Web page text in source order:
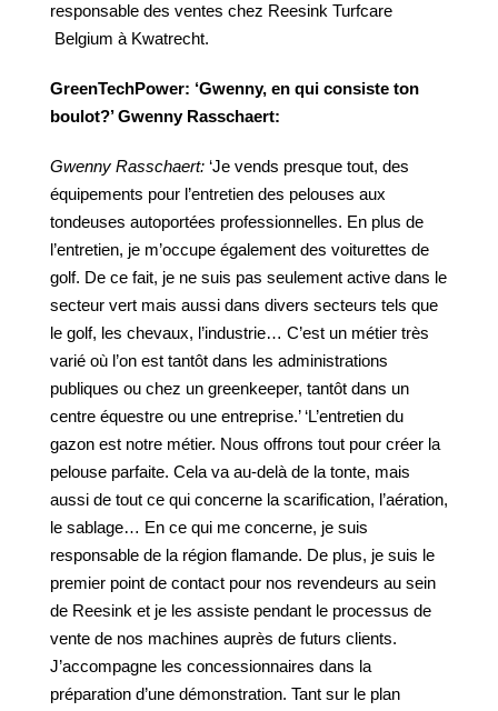
responsable des ventes chez Reesink Turfcare
Belgium à Kwatrecht.
GreenTechPower: ‘Gwenny, en qui consiste ton
boulot?’ Gwenny Rasschaert:
Gwenny Rasschaert: ‘Je vends presque tout, des
équipements pour l’entretien des pelouses aux
tondeuses autoportées professionnelles. En plus de
l’entretien, je m’occupe également des voiturettes de
golf. De ce fait, je ne suis pas seulement active dans le
secteur vert mais aussi dans divers secteurs tels que
le golf, les chevaux, l’industrie… C’est un métier très
varié où l’on est tantôt dans les administrations
publiques ou chez un greenkeeper, tantôt dans un
centre équestre ou une entreprise.’ ‘L’entretien du
gazon est notre métier. Nous offrons tout pour créer la
pelouse parfaite. Cela va au-delà de la tonte, mais
aussi de tout ce qui concerne la scarification, l’aération,
le sablage… En ce qui me concerne, je suis
responsable de la région flamande. De plus, je suis le
premier point de contact pour nos revendeurs au sein
de Reesink et je les assiste pendant le processus de
vente de nos machines auprès de futurs clients.
J’accompagne les concessionnaires dans la
préparation d’une démonstration. Tant sur le plan